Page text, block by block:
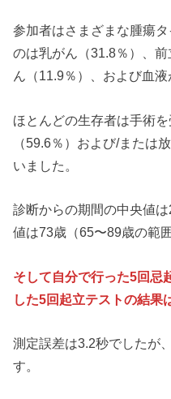
参加者はさまざまな腫瘍
のは乳がん（31.8％）、
ん（11.9％）、および血液
ほとんどの生存者は手術
（59.6％）および/または
いました。
診断からの期間の中央値
値は73歳（65〜89歳の範
そして自分で行った5回忌
した5回起立テストの結果
測定誤差は3.2秒でしたが
す。